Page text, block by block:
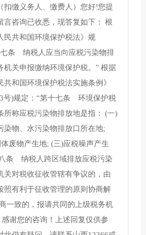
扣缴义务人、缴费人）您好!您提
言咨询已收悉，现答复如下： 根
民共和国环境保护税法》规
七条 纳税人应当向应税污染物排
机关申报缴纳环境保护税。” 根据
共和国环境保护税法实施条例》
号)规定：“第十七条 环境保护税
所称应税污染物排放地是指： (一)
染物、水污染物排放口所在地;
废物产生地; (三)应税噪声产生
条 纳税人跨区域排放应税污染
关对税收征收管辖有争议的，由
照有利于征收管理的原则协商解
一致的，报请共同的上级税务机
感谢您的咨询！上述回复仅供参